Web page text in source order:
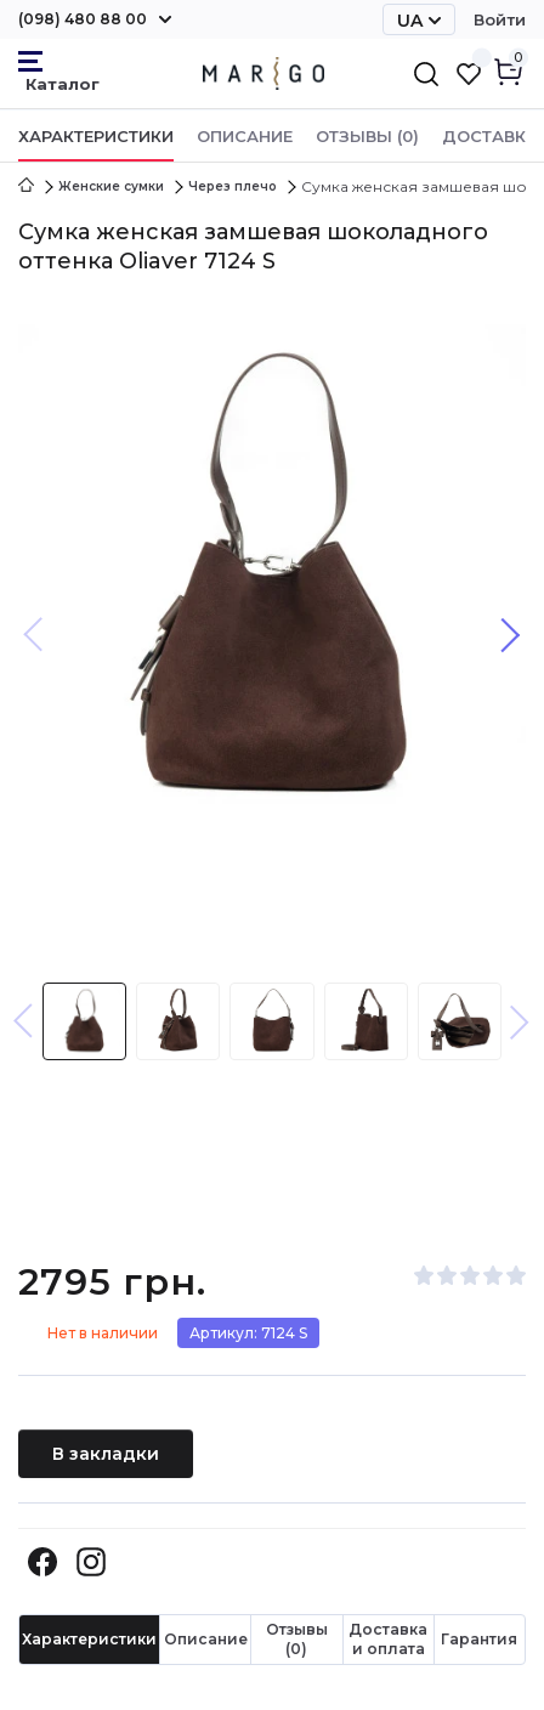
(098) 480 88 00 UA Войти
0
ХАРАКТЕРИСТИКИ ОПИСАНИЕ ОТЗЫВЫ (0) ДОСТАВКА
Женские сумки Через плечо Сумка женская замшевая
Сумка женская замшевая шоколадного
оттенка Oliaver 7124 S
2795 грн.
Нет в наличии Артикул: 7124 S
В закладки
Характеристики Описание
Отзывы
(0)
Доставка
и оплата
Гарантия